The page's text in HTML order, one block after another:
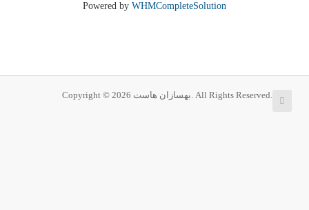
Powered by WHMCompleteSolution
Copyright © 2026 بهسازان هاست. All Rights Reserved.